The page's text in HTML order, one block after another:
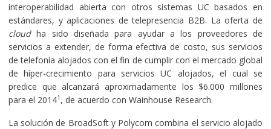
interoperabilidad abierta con otros sistemas UC basados en
estándares, y aplicaciones de telepresencia B2B. La oferta de
cloudha sido diseñada para ayudar a los proveedores de
servicios a extender, de forma efectiva de costo, sus servicios
de telefonía alojados con el fin de cumplir con el mercado global
de híper-crecimiento para servicios UC alojados, el cual se
predice que alcanzará aproximadamente los $6.000 millones
para el 20141 , de acuerdo con Wainhouse Research.
La solución de BroadSoft y Polycom combina el servicio alojado